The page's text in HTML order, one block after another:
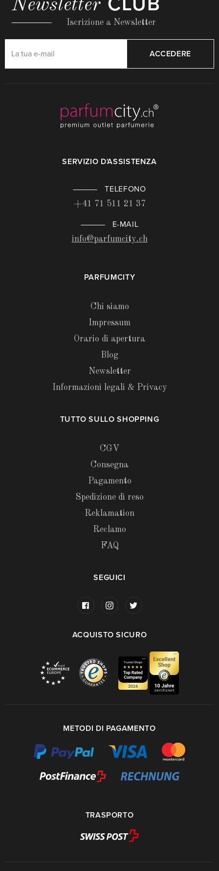
Newsletter
Iscrizione a Newsletter
ACCEDERE
SERVIZIO D'ASSISTENZA
TELEFONO
+41 71 511 21 37
E-MAIL
info@parfumcity.ch
PARFUMCITY
Chi siamo
Impressum
Orario di apertura
Blog
Newsletter
Informazioni legali & Privacy
TUTTO SULLO SHOPPING
CGV
Consegna
Pagamento
Spedizione di reso
Reklamation
Reclamo
FAQ
SEGUICI
ACQUISTO SICURO
METODI DI PAGAMENTO
TRASPORTO